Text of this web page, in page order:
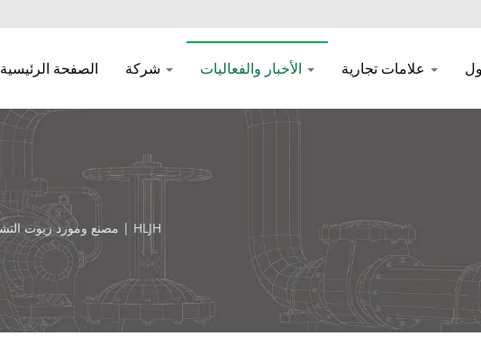
الصفحة الرئيسية
HLJH | مصنع ومورد زيوت التشحيم الصناعية وسوائل معالجة المعادن في تايوان